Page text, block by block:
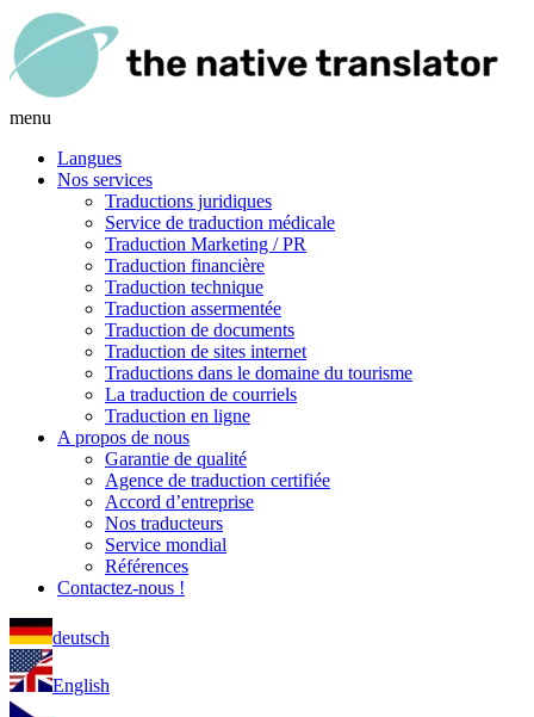
menu
Langues
Nos services
Traductions juridiques
Service de traduction médicale
Traduction Marketing / PR
Traduction financière
Traduction technique
Traduction assermentée
Traduction de documents
Traduction de sites internet
Traductions dans le domaine du tourisme
La traduction de courriels
Traduction en ligne
A propos de nous
Garantie de qualité
Agence de traduction certifiée
Accord d’entreprise
Nos traducteurs
Service mondial
Références
Contactez-nous !
deutsch
English